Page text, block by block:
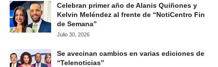
Celebran primer año de Alanis Quiñones y
Kelvin Meléndez al frente de “NotiCentro Fin
de Semana”
Julio 30, 2026
Se avecinan cambios en varias ediciones de
“Telenoticias”